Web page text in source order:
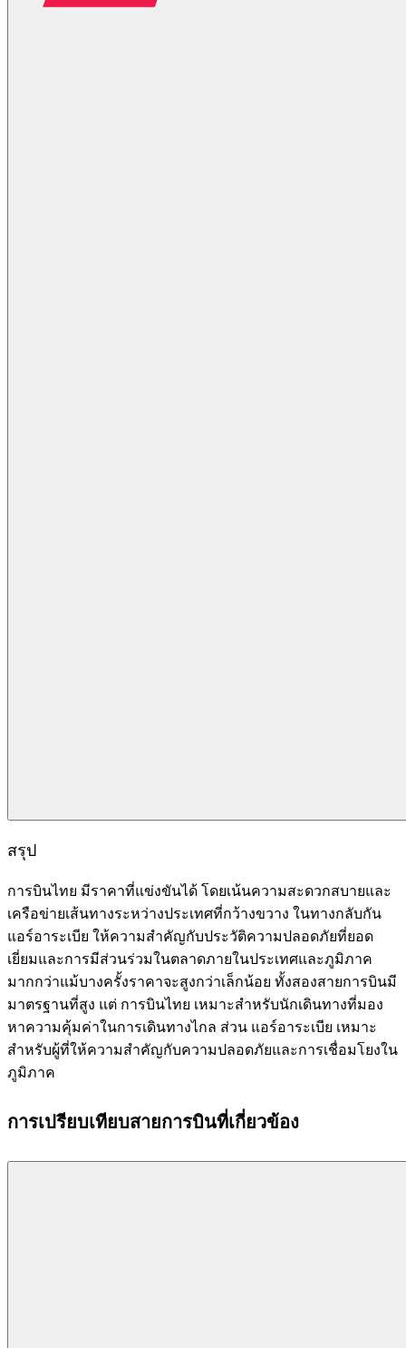
สรุป
การบินไทย มีราคาที่แข่งขันได้ โดยเน้นความสะดวกสบายและ
เครือข่ายเส้นทางระหว่างประเทศที่กว้างขวาง ในทางกลับกัน
แอร์อาระเบีย ให้ความสำคัญกับประวัติความปลอดภัยที่ยอด
เยี่ยมและการมีส่วนร่วมในตลาดภายในประเทศและภูมิภาค
มากกว่าแม้บางครั้งราคาจะสูงกว่าเล็กน้อย ทั้งสองสายการบินมี
มาตรฐานที่สูง แต่ การบินไทย เหมาะสำหรับนักเดินทางที่มอง
หาความคุ้มค่าในการเดินทางไกล ส่วน แอร์อาระเบีย เหมาะ
สำหรับผู้ที่ให้ความสำคัญกับความปลอดภัยและการเชื่อมโยงใน
ภูมิภาค
การเปรียบเทียบสายการบินที่เกี่ยวข้อง